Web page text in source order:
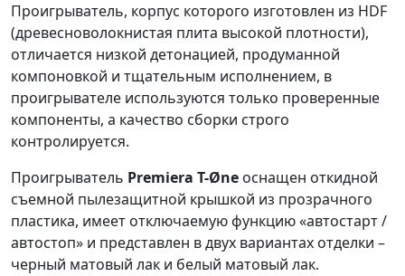
Проигрыватель, корпус которого изготовлен из HDF
(древесноволокнистая плита высокой плотности),
отличается низкой детонацией, продуманной
компоновкой и тщательным исполнением, в
проигрывателе используются только проверенные
компоненты, а качество сборки строго
контролируется.
Проигрыватель Premiera T-Øne оснащен откидной
съемной пылезащитной крышкой из прозрачного
пластика, имеет отключаемую функцию «автостарт /
автостоп» и представлен в двух вариантах отделки –
черный матовый лак и белый матовый лак.